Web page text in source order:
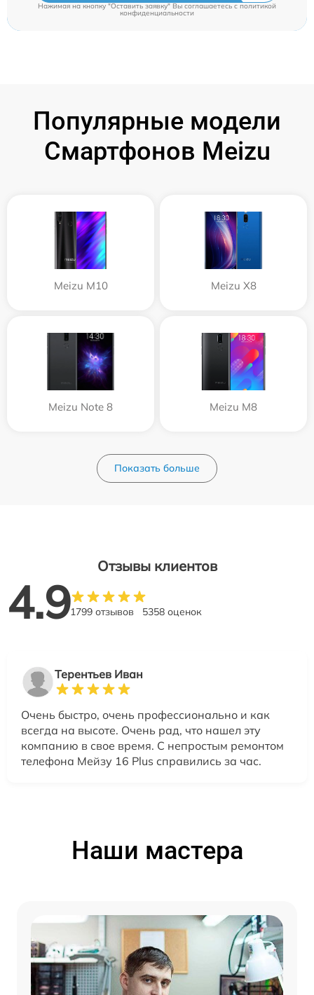
Нажимая на кнопку "Оставить заявку" Вы соглашаетесь cполитикой
конфиденциальности
Популярные модели
Смартфонов Meizu
Meizu M10 Meizu X8
Meizu Note 8 Meizu M8
Показать больше
Отзывы клиентов
4.91799 отзывов 5358 оценок
Терентьев Иван
Очень быстро, очень профессионально и как
всегда на высоте. Очень рад, что нашел эту
компанию в свое время. С непростым ремонтом
телефона Мейзу 16 Plus справились за час.
Наши мастера